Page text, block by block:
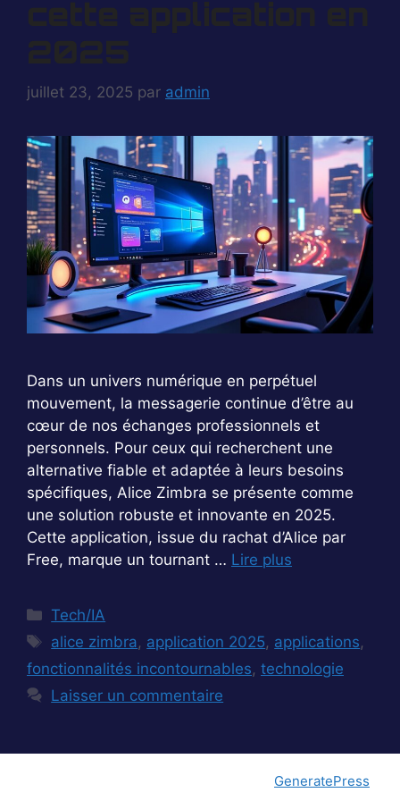
cette application en
2025
juillet 23, 2025 par admin
Dans un univers numérique en perpétuel
mouvement, la messagerie continue d’être au
cœur de nos échanges professionnels et
personnels. Pour ceux qui recherchent une
alternative fiable et adaptée à leurs besoins
spécifiques, Alice Zimbra se présente comme
une solution robuste et innovante en 2025.
Cette application, issue du rachat d’Alice par
Free, marque un tournant … Lire plus
Catégories
Tech/IA
Étiquettes
alice zimbra, application 2025, applications,
fonctionnalités incontournables, technologie
Laisser un commentaire
GeneratePress